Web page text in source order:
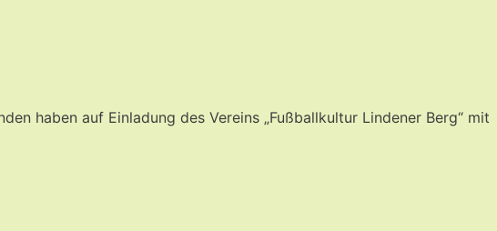
haben auf Einladung des Vereins „Fußballkultur Lindener Berg“ mit